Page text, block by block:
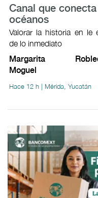
Canal que conecta
océanos
Valorar la historia en le
de lo inmediato
Margarita
Moguel
Hace 12 h | Mérida, Yucatán